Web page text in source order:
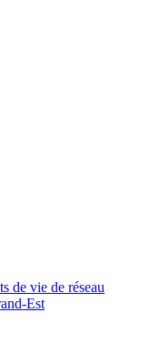
de vie de réseau
Est